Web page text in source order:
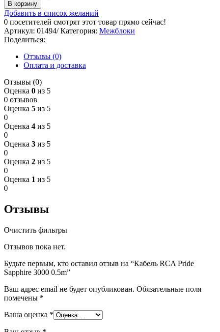
В корзину
Добавить в список желаний
0 посетителей смотрят этот товар прямо сейчас!
Артикул: 01494/Категория: Межблоки
Поделиться:
Отзывы (0)
Оплата и доставка
Отзывы (0)
Оценка 0 из 5
0 отзывов
Оценка 5 из 5
0
Оценка 4 из 5
0
Оценка 3 из 5
0
Оценка 2 из 5
0
Оценка 1 из 5
0
Отзывы
Очистить фильтры
Отзывов пока нет.
Будьте первым, кто оставил отзыв на “Кабель RCA Pride
Sapphire 3000 0.5m”
Ваш адрес email не будет опубликован. Обязательные поля
помечены *
Ваша оценка *